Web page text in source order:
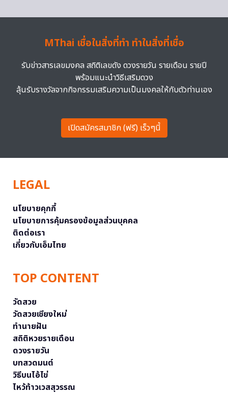
MThai เชื่อในสิ่งที่ทำ ทำในสิ่งที่เชื่อ
รับข่าวสารเลขมงคล สถิติเลขดัง ดวงรายวัน รายเดือน รายปี
พร้อมแนะนำวิธีเสริมดวง
ลุ้นรับรางวัลจากกิจกรรมเสริมความเป็นมงคลให้กับตัวท่านเอง
เปิดสมัครสมาชิก (ฟรี) เร็วๆนี้
LEGAL
นโยบายคุกกี้
นโยบายการคุ้มครองข้อมูลส่วนบุคคล
ติดต่อเรา
เกี่ยวกับเอ็มไทย
TOP CONTENT
วัดสวย
วัดสวยเชียงใหม่
ทำนายฝัน
สถิติหวยรายเดือน
ดวงรายวัน
บทสวดมนต์
วิธีบนไอ้ไข่
ไหว้ท้าวเวสสุวรรณ